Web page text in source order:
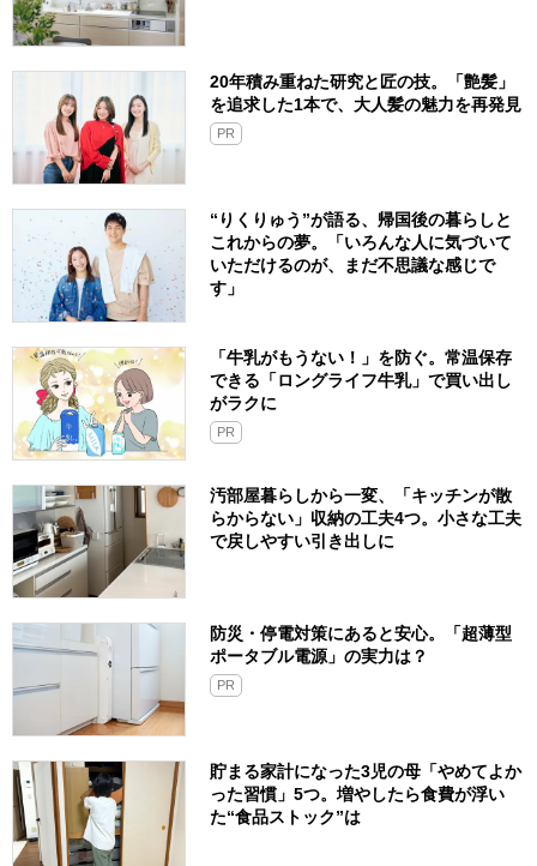
20年積み重ねた研究と匠の技。「艶髪」
を追求した1本で、大人髪の魅力を再発見
PR
“りくりゅう”が語る、帰国後の暮らしと
これからの夢。「いろんな人に気づいて
いただけるのが、まだ不思議な感じで
す」
「牛乳がもうない！」を防ぐ。常温保存
できる「ロングライフ牛乳」で買い出し
がラクに
PR
汚部屋暮らしから一変、「キッチンが散
らからない」収納の工夫4つ。小さな工夫
で戻しやすい引き出しに
防災・停電対策にあると安心。「超薄型
ポータブル電源」の実力は？​
PR
貯まる家計になった3児の母「やめてよか
った習慣」5つ。増やしたら食費が浮い
た“食品ストック”は